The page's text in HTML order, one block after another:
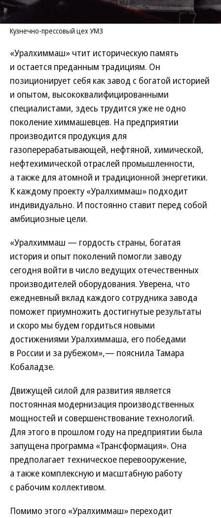
Кузнечно-прессовый цех УМЗ
«Уралхиммаш» чтит историческую память
и остается преданным традициям. Он
позиционирует себя как завод с богатой историей
и опытом, высококвалифицированными
специалистами, здесь трудится уже не одно
поколение химмашевцев. На предприятии
производится продукция для
газоперерабатывающей, нефтяной, химической,
нефтехимической отраслей промышленности,
а также для атомной и традиционной энергетики.
К каждому проекту «Уралхиммаш» подходит
индивидуально. И постоянно ставит перед собой
амбициозные цели.
«Уралхиммаш — гордость страны, богатая
история и опыт поколений помогли заводу
сегодня войти в число ведущих отечественных
производителей оборудования. Уверена, что
ежедневный вклад каждого сотрудника завода
поможет приумножить достигнутые результаты
и скоро мы будем гордиться новыми
достижениями Уралхиммаша, его победами
в России и за рубежом»,— пояснила Тамара
Кобаладзе.
Движущей силой для развития является
постоянная модернизация производственных
мощностей и совершенствование технологий.
Для этого в прошлом году на предприятии была
запущена программа «Трансформация». Она
предполагает техническое перевооружение,
а также комплексную и масштабную работу
с рабочим коллективом.
Помимо этого «Уралхиммаш» переходит